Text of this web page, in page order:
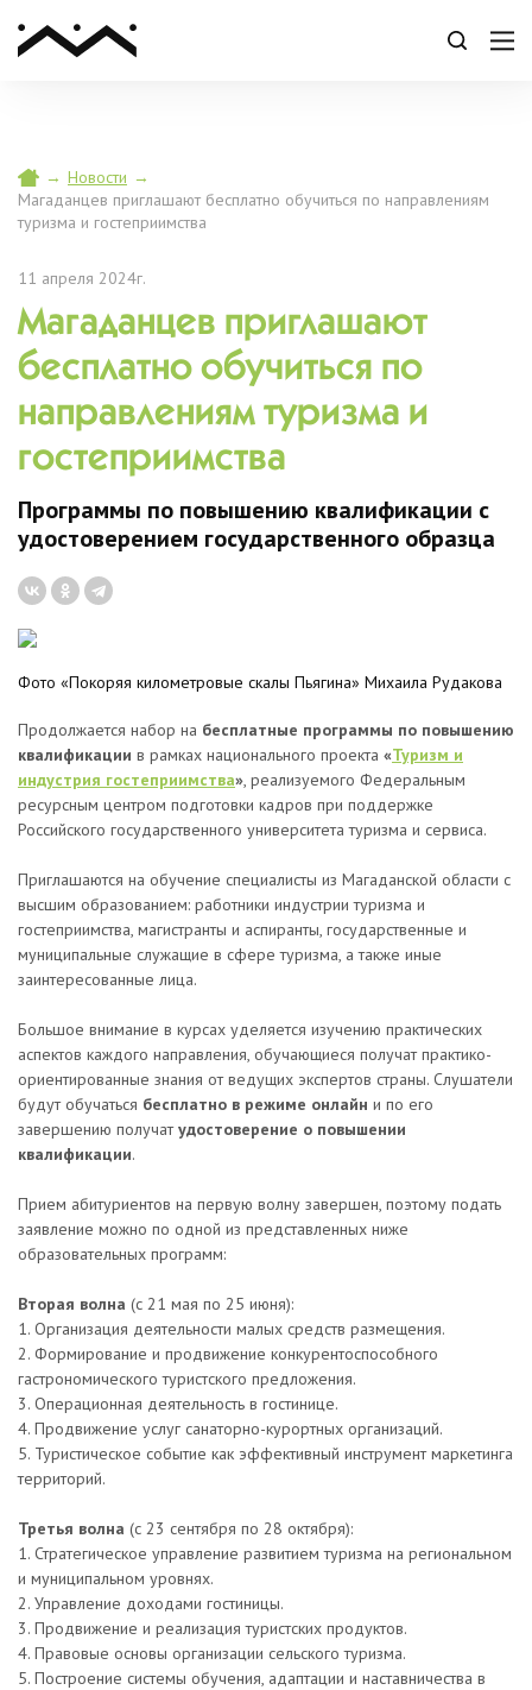
→ Новости →
Магаданцев приглашают бесплатно обучиться по направлениям
туризма и гостеприимства
11 апреля 2024г.
Магаданцев приглашают
бесплатно обучиться по
направлениям туризма и
гостеприимства
Программы по повышению квалификации с
удостоверением государственного образца
Фото «Покоряя километровые скалы Пьягина» Михаила Рудакова
Продолжается набор на бесплатные программы по повышению
квалификации в рамках национального проекта «Туризм и
индустрия гостеприимства», реализуемого Федеральным
ресурсным центром подготовки кадров при поддержке
Российского государственного университета туризма и сервиса.
Приглашаются на обучение специалисты из Магаданской области с
высшим образованием: работники индустрии туризма и
гостеприимства, магистранты и аспиранты, государственные и
муниципальные служащие в сфере туризма, а также иные
заинтересованные лица.
Большое внимание в курсах уделяется изучению практических
аспектов каждого направления, обучающиеся получат практико-
ориентированные знания от ведущих экспертов страны. Слушатели
будут обучаться бесплатно в режиме онлайн и по его
завершению получатудостоверение о повышении
квалификации.
Прием абитуриентов на первую волну завершен, поэтому подать
заявление можно по одной из представленных ниже
образовательных программ:
Вторая волна (с 21 мая по 25 июня):
1. Организация деятельности малых средств размещения.
2. Формирование и продвижение конкурентоспособного
гастрономического туристского предложения.
3. Операционная деятельность в гостинице.
4. Продвижение услуг санаторно-курортных организаций.
5. Туристическое событие как эффективный инструмент маркетинга
территорий.
Третья волна (c 23 сентября по 28 октября):
1. Стратегическое управление развитием туризма на региональном
и муниципальном уровнях.
2. Управление доходами гостиницы.
3. Продвижение и реализация туристских продуктов.
4. Правовые основы организации сельского туризма.
5. Построение системы обучения, адаптации и наставничества в